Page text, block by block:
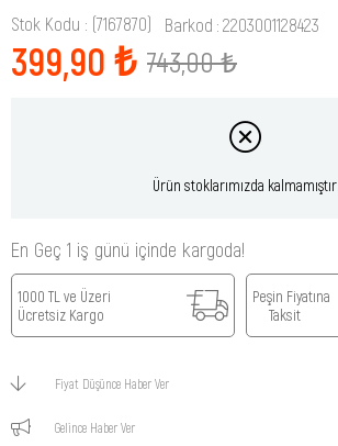
Stok Kodu (7167870) Barkod : 2203001128423
743,00 ₺
399,90 ₺
Ürün stoklarımızda kalmamıştır.
En Geç 1 iş günü içinde kargoda!
1000 TL ve Üzeri
Ücretsiz Kargo
Peşin Fiyatına
Taksit
Fiyat Düşünce Haber Ver
Gelince Haber Ver